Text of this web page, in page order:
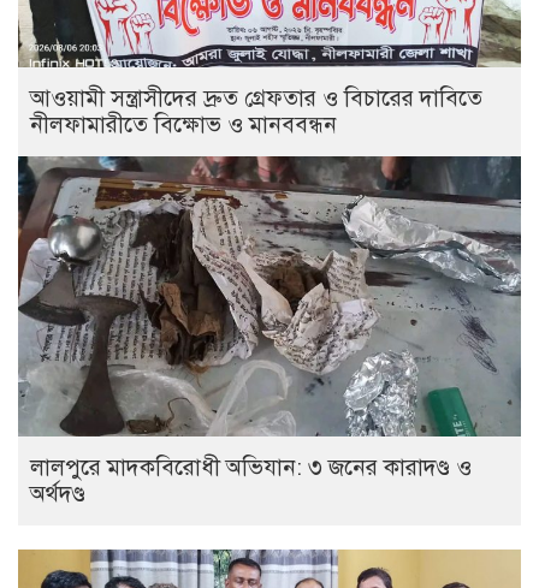
আওয়ামী সন্ত্রাসীদের দ্রুত গ্রেফতার ও বিচারের দাবিতে
নীলফামারীতে বিক্ষোভ ও মানববন্ধন
লালপুরে মাদকবিরোধী অভিযান: ৩ জনের কারাদণ্ড ও
অর্থদণ্ড